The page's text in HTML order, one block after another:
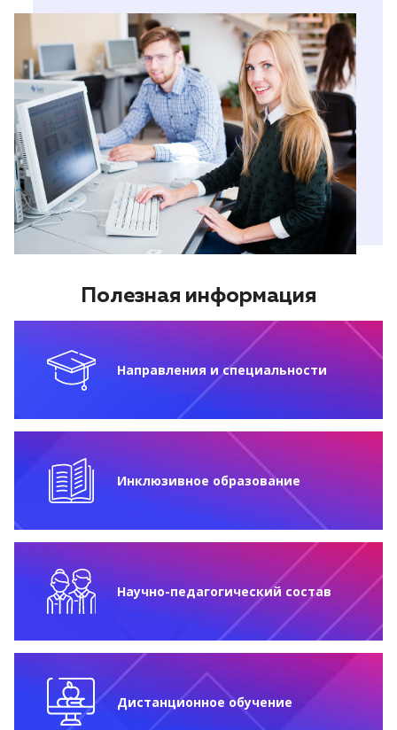
Полезная информация
Направления и специальности
Инклюзивное образование
Научно-педагогический состав
Дистанционное обучение